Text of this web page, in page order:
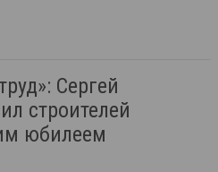
Сергей
строителей
юбилеем